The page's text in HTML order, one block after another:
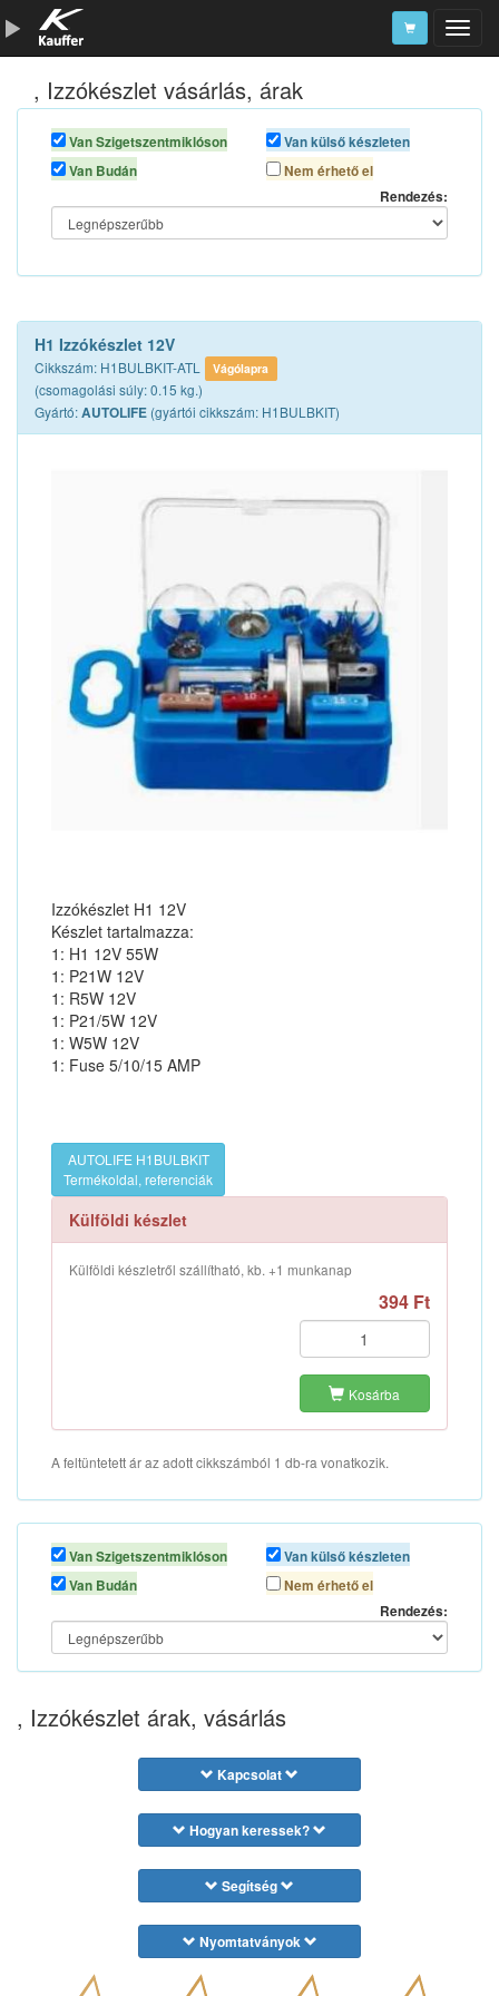
Szerszámkatalógus
Kosár
Alkatrészek
, Izzókészlet vásárlás, árak
Van Szigetszentmiklóson
Van Budán
Van külső készleten
Nem érhető el
Rendezés:
H1 Izzókészlet 12V
Cikkszám: H1BULBKIT-ATL Vágólapra
(csomagolási súly: 0.15 kg.)
Gyártó:AUTOLIFE (gyártói cikkszám: H1BULBKIT)
Izzókészlet H1 12V
Készlet tartalmazza:
1: H1 12V 55W
1: P21W 12V
1: R5W 12V
1: P21/5W 12V
1: W5W 12V
1: Fuse 5/10/15 AMP
AUTOLIFE H1BULBKIT
Termékoldal, referenciák
Külföldi készlet
Külföldi készletről szállítható, kb. +1 munkanap
394 Ft
Kosárba
A feltüntetett ár az adott cikkszámból 1 db-ra vonatkozik.
Van Szigetszentmiklóson
Van Budán
Van külső készleten
Nem érhető el
Rendezés:
, Izzókészlet árak, vásárlás
Kapcsolat
Hogyan keressek?
Segítség
Nyomtatványok